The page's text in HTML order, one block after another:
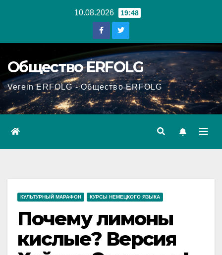
10.08.2026 19:48
Общество ERFOLG
Verein ERFOLG - Общество ERFOLG
КУЛЬТУРНЫЙ МАРАФОН КУРСЫ НЕМЕЦКОГО ЯЗЫКА
Почему лимоны
кислые? Версия